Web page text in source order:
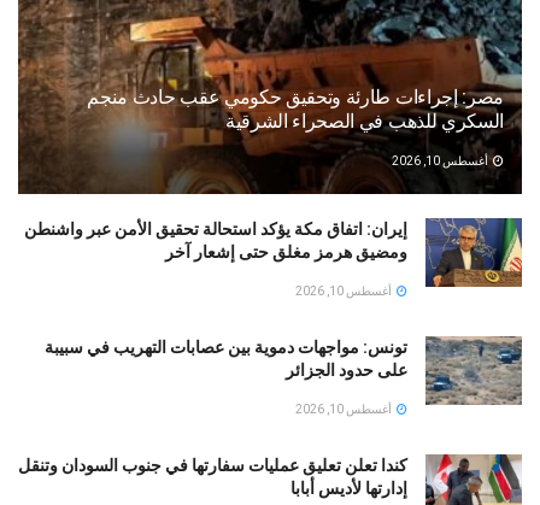
مصر: إجراءات طارئة وتحقيق حكومي عقب حادث منجم
السكري للذهب في الصحراء الشرقية
أغسطس 10, 2026
إيران: اتفاق مكة يؤكد استحالة تحقيق الأمن عبر واشنطن
ومضيق هرمز مغلق حتى إشعار آخر
أغسطس 10, 2026
تونس: مواجهات دموية بين عصابات التهريب في سبيبة
على حدود الجزائر
أغسطس 10, 2026
كندا تعلن تعليق عمليات سفارتها في جنوب السودان وتنقل
إدارتها لأديس أبابا